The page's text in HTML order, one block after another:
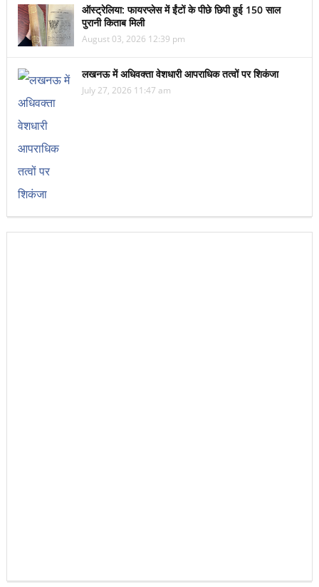
ऑस्ट्रेलिया: फायरप्लेस में ईंटों के पीछे छिपी हुई 150 साल
पुरानी किताब मिली
August 03, 2026 12:39 pm
लखनऊ में अधिवक्ता वेशधारी आपराधिक तत्वों पर शिकंजा
July 27, 2026 11:47 am